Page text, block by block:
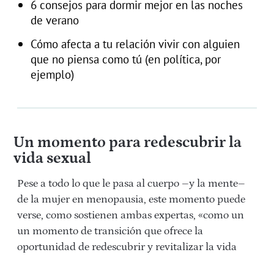
6 consejos para dormir mejor en las noches
de verano
Cómo afecta a tu relación vivir con alguien
que no piensa como tú (en política, por
ejemplo)
Un momento para redescubrir la
vida sexual
Pese a todo lo que le pasa al cuerpo –y la mente–
de la mujer en menopausia, este momento puede
verse, como sostienen ambas expertas, «como un
un momento de transición que ofrece la
oportunidad de redescubrir y revitalizar la vida